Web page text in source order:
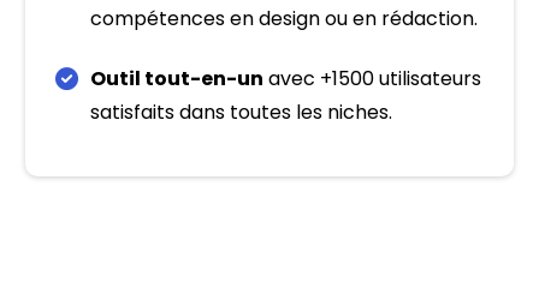
compétences en design ou en rédaction.
Outil tout-en-un avec +1500 utilisateurs
satisfaits dans toutes les niches.